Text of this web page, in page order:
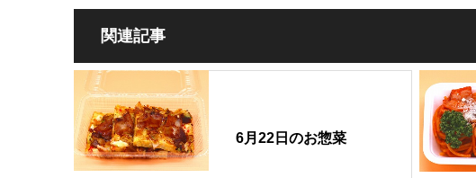
関連記事
6月22日のお惣菜